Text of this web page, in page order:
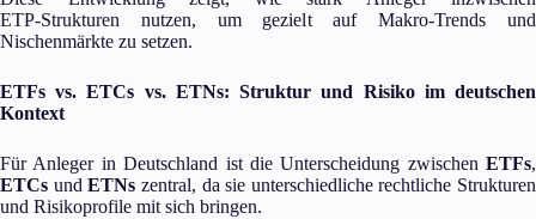
ETP‑Strukturen nutzen, um gezielt auf Makro‑Trends und
Nischenmärkte zu setzen.
ETFs vs. ETCs vs. ETNs: Struktur und Risiko im deutschen
Kontext
Für Anleger in Deutschland ist die Unterscheidung zwischen ETFs,
ETCs undETNs zentral, da sie unterschiedliche rechtliche Strukturen
und Risikoprofile mit sich bringen.